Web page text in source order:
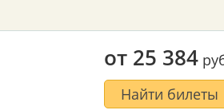
от 25 384
Найти билеты